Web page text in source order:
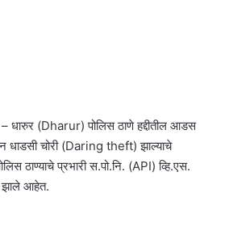
धारुर (Dharur) पोलिस ठाणे हद्दीतील आडस
चोरी (Daring theft) झाल्याचे
ठाण्याचे प्रभारी स.पो.नि. (API) व्हि.एस.
झाले आहेत.